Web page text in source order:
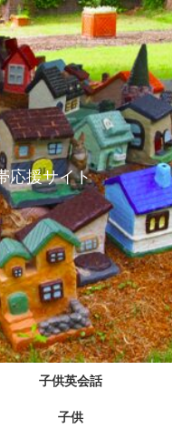
応援サイト
子供英会話
子供